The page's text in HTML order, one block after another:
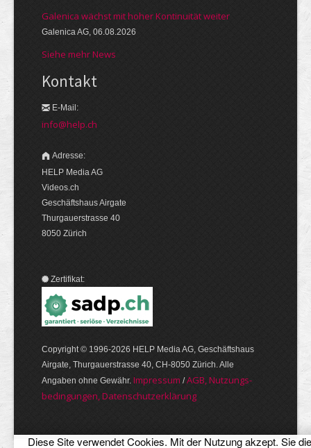
Galenica wächst mit hoher Kontinuität weiter
Galenica AG, 06.08.2026
Siehe mehr News
Kontakt
E-Mail:
info@help.ch
Adresse:
HELP Media AG
Videos.ch
Geschäftshaus Airgate
Thurgauerstrasse 40
8050 Zürich
Zertifikat:
Copyright © 1996-2026 HELP Media AG, Geschäftshaus
Airgate, Thurgauer­strasse 40, CH-8050 Zürich. Alle
Angaben ohne Gewähr. Im­pres­sum /AGB, Nut­zungs­
bedin­gungen, Daten­schutz­er­klärung
Diese Site verwendet Cookies. Mit der Nutzung akzept. Sie die